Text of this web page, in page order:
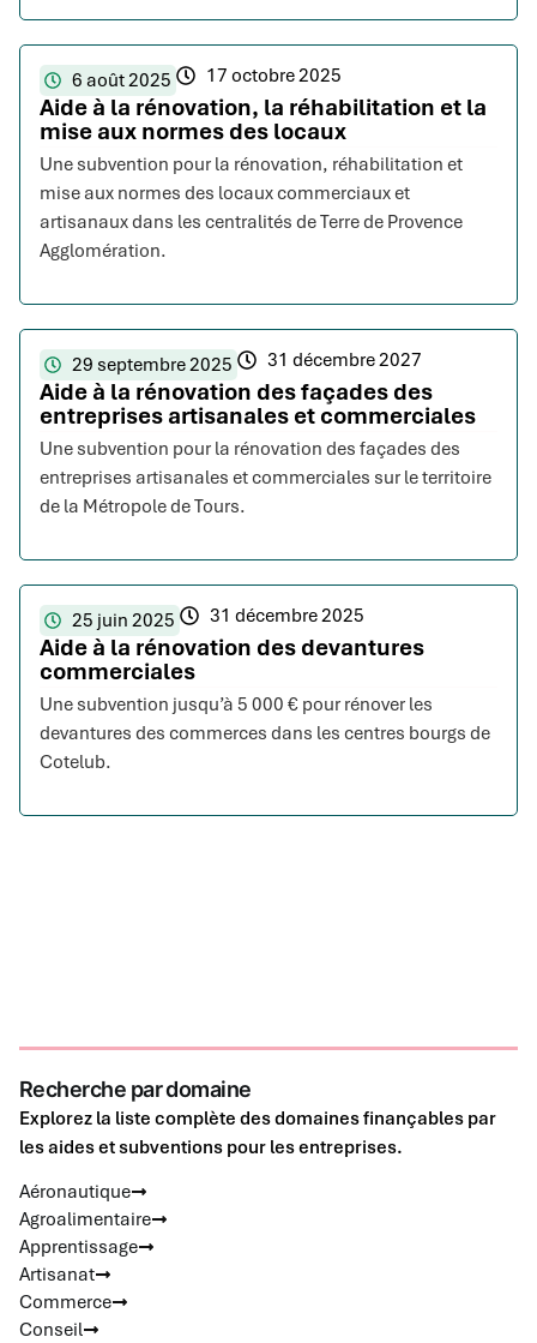
6 août 2025 17 octobre 2025
Aide à la rénovation, la réhabilitation et la
mise aux normes des locaux
Une subvention pour la rénovation, réhabilitation et
mise aux normes des locaux commerciaux et
artisanaux dans les centralités de Terre de Provence
Agglomération.
29 septembre 2025 31 décembre 2027
Aide à la rénovation des façades des
entreprises artisanales et commerciales
Une subvention pour la rénovation des façades des
entreprises artisanales et commerciales sur le territoire
de la Métropole de Tours.
25 juin 2025 31 décembre 2025
Aide à la rénovation des devantures
commerciales
Une subvention jusqu’à 5 000 € pour rénover les
devantures des commerces dans les centres bourgs de
Cotelub.
Recherche par domaine
Explorez la liste complète des domaines finançables par
les aides et subventions pour les entreprises.
Aéronautique
Agroalimentaire
Apprentissage
Artisanat
Commerce
Conseil